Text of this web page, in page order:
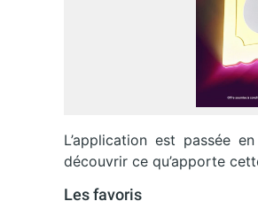
L’application est passée
découvrir ce qu’apporte
Les favoris